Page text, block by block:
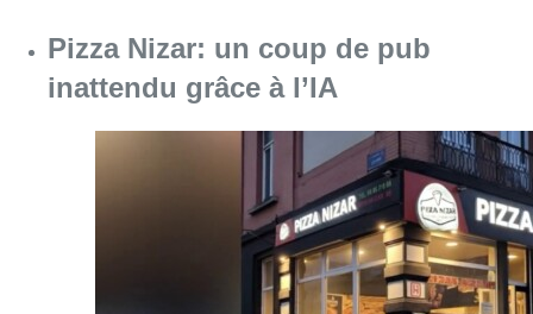
Consulter l'article "Pizza Nizar: un coup de
Foire du Midi: les visiteurs au